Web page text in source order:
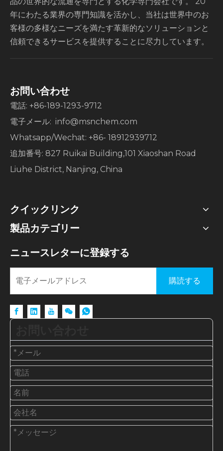
年にわたる業界の専門知識を活かし、当社は世界中のお
客様の多様なニーズを満たす革新的なソリューションと
信頼できるサービスを提供することに尽力しています。
お問い合わせ
電話: +86-189-1293-9712
電子メール: info@msnchem.com
Whatsapp/Wechat: +86- 18912939712
追加番号: 827 Ruikai Building,101 Xiaoshan Road
Liuhe District, Nanjing, China
クイックリンク
製品カテゴリー
ニュースレターに登録する
購読する